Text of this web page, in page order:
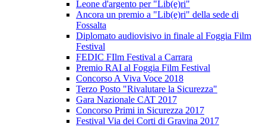
Leone d'argento per "Lib(e)ri"
Ancora un premio a "Lib(e)ri" della sede di
Fossalta
Diplomato audiovisivo in finale al Foggia Film
Festival
FEDIC FIlm Festival a Carrara
Premio RAI al Foggia Film Festival
Concorso A Viva Voce 2018
Terzo Posto "Rivalutare la Sicurezza"
Gara Nazionale CAT 2017
Concorso Primi in Sicurezza 2017
Festival Via dei Corti di Gravina 2017